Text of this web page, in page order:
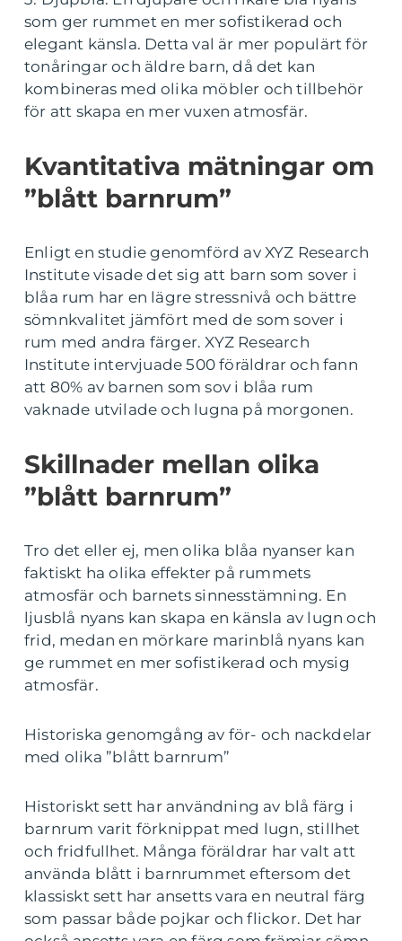
som ger rummet en mer sofistikerad och
elegant känsla. Detta val är mer populärt för
tonåringar och äldre barn, då det kan
kombineras med olika möbler och tillbehör
för att skapa en mer vuxen atmosfär.
Kvantitativa mätningar om
”blått barnrum”
Enligt en studie genomförd av XYZ Research
Institute visade det sig att barn som sover i
blåa rum har en lägre stressnivå och bättre
sömnkvalitet jämfört med de som sover i
rum med andra färger. XYZ Research
Institute intervjuade 500 föräldrar och fann
att 80% av barnen som sov i blåa rum
vaknade utvilade och lugna på morgonen.
Skillnader mellan olika
”blått barnrum”
Tro det eller ej, men olika blåa nyanser kan
faktiskt ha olika effekter på rummets
atmosfär och barnets sinnesstämning. En
ljusblå nyans kan skapa en känsla av lugn och
frid, medan en mörkare marinblå nyans kan
ge rummet en mer sofistikerad och mysig
atmosfär.
Historiska genomgång av för- och nackdelar
med olika ”blått barnrum”
Historiskt sett har användning av blå färg i
barnrum varit förknippat med lugn, stillhet
och fridfullhet. Många föräldrar har valt att
använda blått i barnrummet eftersom det
klassiskt sett har ansetts vara en neutral färg
som passar både pojkar och flickor. Det har